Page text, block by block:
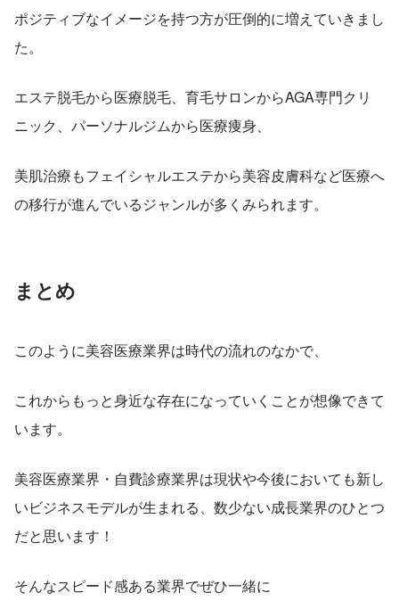
ポジティブなイメージを持つ方が圧倒的に増えていきまし
た。
エステ脱毛から医療脱毛、育毛サロンからAGA専門クリ
ニック、パーソナルジムから医療痩身、
美肌治療もフェイシャルエステから美容皮膚科など医療へ
の移行が進んでいるジャンルが多くみられます。
まとめ
このように美容医療業界は時代の流れのなかで、
これからもっと身近な存在になっていくことが想像できて
います。
美容医療業界・自費診療業界は現状や今後においても新し
いビジネスモデルが生まれる、数少ない成長業界のひとつ
だと思います！
そんなスピード感ある業界でぜひ一緒に